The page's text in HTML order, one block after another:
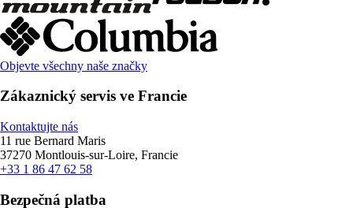
Objevte všechny naše značky
Zákaznický servis ve Francie
Kontaktujte nás
11 rue Bernard Maris
37270 Montlouis-sur-Loire, Francie
+33 1 86 47 62 58
Bezpečná platba